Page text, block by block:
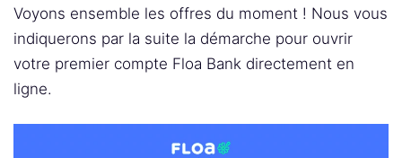
Voyons ensemble les offres du moment ! Nous vous
indiquerons par la suite la démarche pour ouvrir
votre premier compte Floa Bank directement en
ligne.